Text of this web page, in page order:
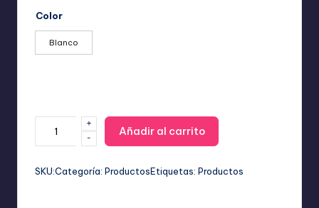
Color
Blanco
Quita
Infinito:
-
+
Añadir al carrito
SKU:Categoría: ProductosEtiquetas: Productos